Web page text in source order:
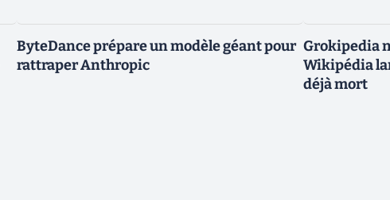
ByteDance prépare un modèle géant pour
rattraper Anthropic
Grokipedia
Wikipédia
déjà mort